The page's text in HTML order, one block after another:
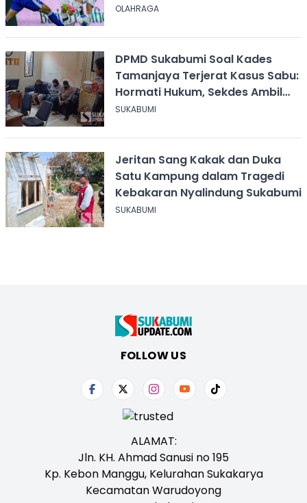
OLAHRAGA
DPMD Sukabumi Soal Kades
Tamanjaya Terjerat Kasus Sabu:
Hormati Hukum, Sekdes Ambil
Alih Pelayanan
SUKABUMI
Jeritan Sang Kakak dan Duka
Satu Kampung dalam Tragedi
Kebakaran Nyalindung Sukabumi
SUKABUMI
FOLLOW US
ALAMAT:
Jln. KH. Ahmad Sanusi no 195
Kp. Kebon Manggu, Kelurahan Sukakarya
Kecamatan Warudoyong